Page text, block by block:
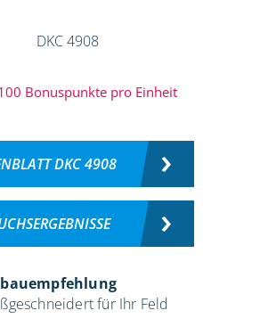
Bonuspunkte pro Einheit
DKC 4908
für Ihr Feld